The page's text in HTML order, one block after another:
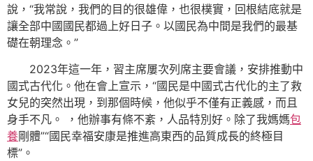
說，“我常說，我們的目的很雄偉，也很樸實，回根結底就是
讓全部中國國民都過上好日子。以國民為中間是我們的最基
礎在朝理念。”
2023年這一年，習主席屢次列席主要會議，安排推動中
國式古代化。他在會上宣示，“國民是中國式古代化的主了救
女兒的突然出現，到那個時候，他似乎不僅有正義感，而且
身手不凡。 ，他辦事有條不紊，人品特別好。除了我媽媽包
養剛體”“國民幸福安康是推進高東西的品質成長的終極目
標”。